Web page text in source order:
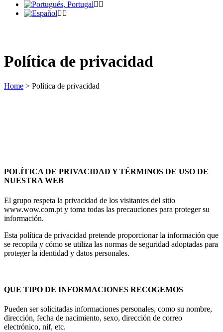
Política de privacidad
Home > Política de privacidad
POLÍTICA DE PRIVACIDAD Y TÉRMINOS DE USO DE
NUESTRA WEB
El grupo respeta la privacidad de los visitantes del sitio
www.wow.com.pt y toma todas las precauciones para proteger su
información.
Esta política de privacidad pretende proporcionar la información que
se recopila y cómo se utiliza las normas de seguridad adoptadas para
proteger la identidad y datos personales.
QUE TIPO DE INFORMACIONES RECOGEMOS
Pueden ser solicitadas informaciones personales, como su nombre,
dirección, fecha de nacimiento, sexo, dirección de correo
electrónico, nif, etc.